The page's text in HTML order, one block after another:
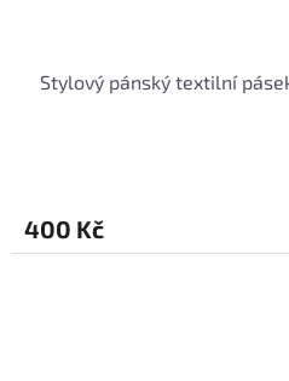
Stylový pánský textilní
400 Kč